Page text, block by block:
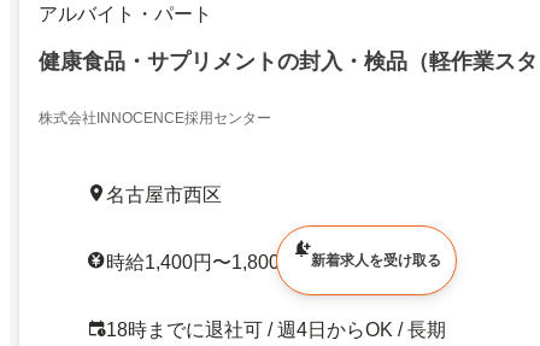
アルバイト・パート
健康食品・サプリメントの封入・検品（軽作業ス
株式会社INNOCENCE採用センター
名古屋市西区
時給1,400円〜1,800円 / 交通費支給
18時までに退社可 / 週4日からOK / 長期
新着求人を受け取る